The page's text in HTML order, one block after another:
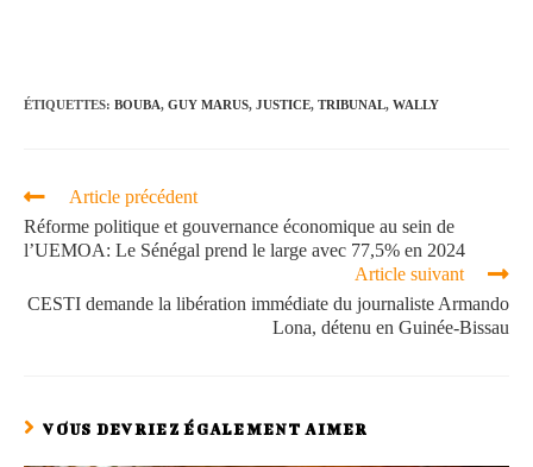
ÉTIQUETTES: BOUBA, GUY MARUS, JUSTICE, TRIBUNAL, WALLY
Article précédent
Réforme politique et gouvernance économique au sein de
l’UEMOA: Le Sénégal prend le large avec 77,5% en 2024
Article suivant
CESTI demande la libération immédiate du journaliste Armando
Lona, détenu en Guinée-Bissau
VOUS DEVRIEZ ÉGALEMENT AIMER